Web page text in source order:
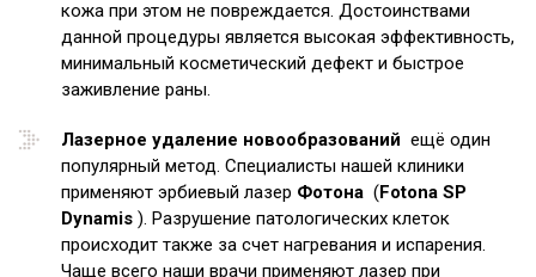
кожа при этом не повреждается. Достоинствами
данной процедуры является высокая эффективность,
минимальный косметический дефект и быстрое
заживление раны.
Лазерное удаление новообразований ещё один
популярный метод. Специалисты нашей клиники
применяют эрбиевый лазер Фотона (Fotona SP
Dynamis ). Разрушение патологических клеток
происходит также за счет нагревания и испарения.
Чаще всего наши врачи применяют лазер при